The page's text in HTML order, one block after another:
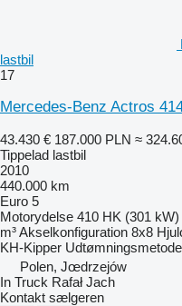
lastbil
17
Mercedes-Benz Actros
43.430 € 187.000 PLN ≈
Tippelad lastbil
2010
440.000 km
Euro 5
Motorydelse 410 HK (301 kW)
m³Akselkonfiguration 8x8
KH-Kipper Udtømningsmetode
Polen, Jœdrzejów
In Truck Rafał Jach
Kontakt sælgeren